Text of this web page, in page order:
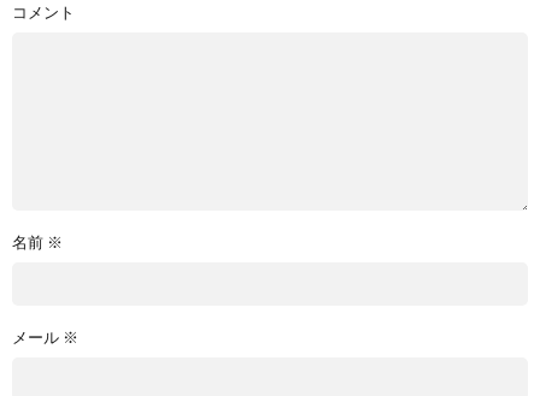
コメント
名前 ※
メール ※